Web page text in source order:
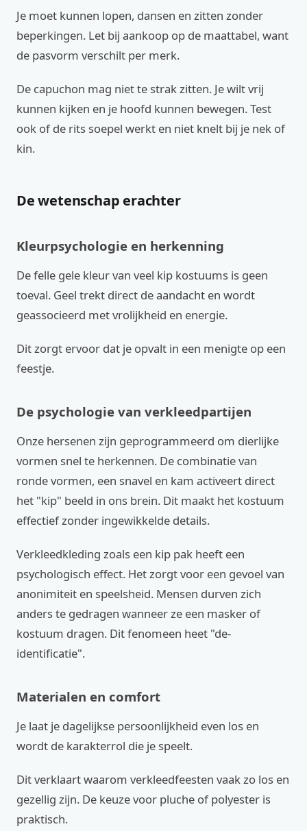
Je moet kunnen lopen, dansen en zitten zonder
beperkingen. Let bij aankoop op de maattabel, want
de pasvorm verschilt per merk.
De capuchon mag niet te strak zitten. Je wilt vrij
kunnen kijken en je hoofd kunnen bewegen. Test
ook of de rits soepel werkt en niet knelt bij je nek of
kin.
De wetenschap erachter
Kleurpsychologie en herkenning
De felle gele kleur van veel kip kostuums is geen
toeval. Geel trekt direct de aandacht en wordt
geassocieerd met vrolijkheid en energie.
Dit zorgt ervoor dat je opvalt in een menigte op een
feestje.
De psychologie van verkleedpartijen
Onze hersenen zijn geprogrammeerd om dierlijke
vormen snel te herkennen. De combinatie van
ronde vormen, een snavel en kam activeert direct
het "kip" beeld in ons brein. Dit maakt het kostuum
effectief zonder ingewikkelde details.
Verkleedkleding zoals een kip pak heeft een
psychologisch effect. Het zorgt voor een gevoel van
anonimiteit en speelsheid. Mensen durven zich
anders te gedragen wanneer ze een masker of
kostuum dragen. Dit fenomeen heet "de-
identificatie".
Materialen en comfort
Je laat je dagelijkse persoonlijkheid even los en
wordt de karakterrol die je speelt.
Dit verklaart waarom verkleedfeesten vaak zo los en
gezellig zijn. De keuze voor pluche of polyester is
praktisch.